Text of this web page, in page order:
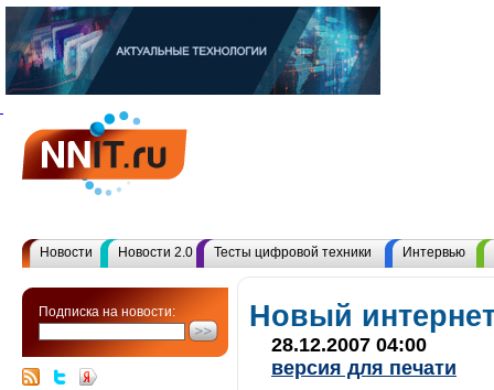
Новости Новости 2.0 Тесты цифровой техники Интервью
Подписка на новости: Новый
28.12.2007 04:00
версия для печати